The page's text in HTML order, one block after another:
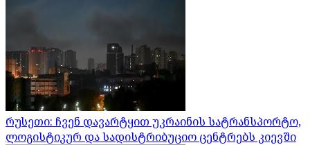
რუსეთი: ჩვენ დავარტყით უკრაინის სატრანსპორტო,
ლოგისტიკურ და სადისტრიბუციო ცენტრებს კიევში